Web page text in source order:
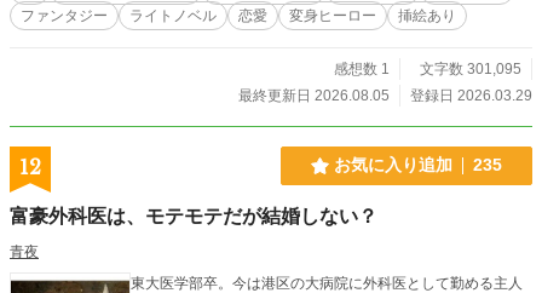
ファンタジー
ライトノベル 恋愛 変身ヒーロー 挿絵あり
感想数 1
文字数 301,095
最終更新日 2026.08.05
登録日 2026.03.29
12 お気に入り追加 235
富豪外科医は、モテモテだが結婚しない？
青夜
東大医学部卒。今は港区の大病院に外科医として勤める主人